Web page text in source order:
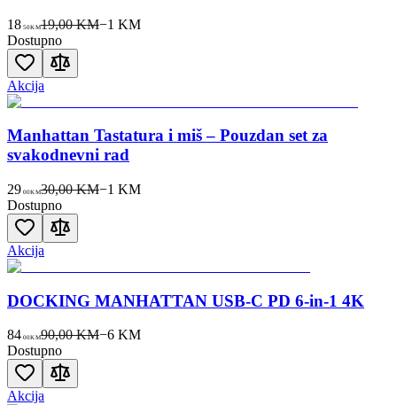
18 50KM19,00 KM−1 KM
Dostupno
Akcija
Manhattan Tastatura i miš – Pouzdan set za
svakodnevni rad
29 00KM30,00 KM−1 KM
Dostupno
Akcija
DOCKING MANHATTAN USB-C PD 6-in-1 4K
84 00KM90,00 KM−6KM
Dostupno
Akcija